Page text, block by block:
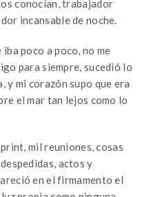
conocían, trabajador
incansable de noche.
poco a poco, no me
para siempre, sucedió lo
y mi corazón supo que era
el mar tan lejos como lo
mil reuniones, cosas
actos y
en el firmamento el